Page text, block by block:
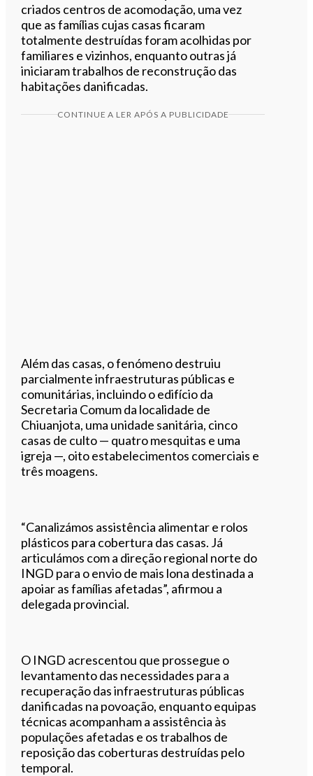
criados centros de acomodação, uma vez
que as famílias cujas casas ficaram
totalmente destruídas foram acolhidas por
familiares e vizinhos, enquanto outras já
iniciaram trabalhos de reconstrução das
habitações danificadas.
CONTINUE A LER APÓS A PUBLICIDADE
Além das casas, o fenómeno destruiu
parcialmente infraestruturas públicas e
comunitárias, incluindo o edifício da
Secretaria Comum da localidade de
Chiuanjota, uma unidade sanitária, cinco
casas de culto — quatro mesquitas e uma
igreja —, oito estabelecimentos comerciais e
três moagens.
“Canalizámos assistência alimentar e rolos
plásticos para cobertura das casas. Já
articulámos com a direção regional norte do
INGD para o envio de mais lona destinada a
apoiar as famílias afetadas”, afirmou a
delegada provincial.
O INGD acrescentou que prossegue o
levantamento das necessidades para a
recuperação das infraestruturas públicas
danificadas na povoação, enquanto equipas
técnicas acompanham a assistência às
populações afetadas e os trabalhos de
reposição das coberturas destruídas pelo
temporal.